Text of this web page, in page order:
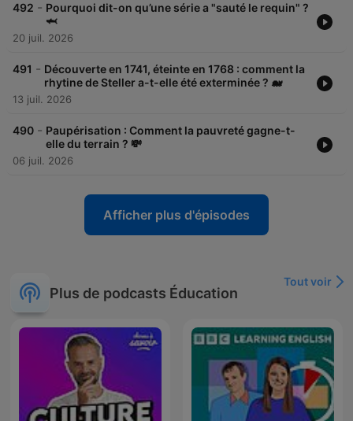
492 - Pourquoi dit-on qu’une série a "sauté le requin" ?
🦈
20 juil. 2026
491 - Découverte en 1741, éteinte en 1768 : comment la
rhytine de Steller a-t-elle été exterminée ? 🐋
13 juil. 2026
490 - Paupérisation : Comment la pauvreté gagne-t-
elle du terrain ? 💸
06 juil. 2026
Afficher plus d'épisodes
Plus de podcasts Éducation
Tout voir